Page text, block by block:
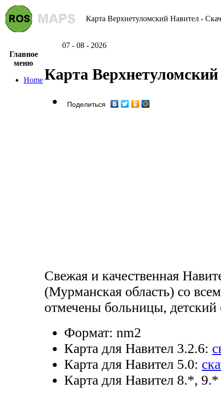
Карта Верхнетуломский Навител -
07 - 08 - 2026
Главное
меню
HomeКарта
Поделиться
Свежая и качественная
(Мурманская область) со
отмечены больницы, детский
Формат: nm2
Карта для Навител 3.2.6:
Карта для Навител 5.0:
Карта для Навител 8.*,